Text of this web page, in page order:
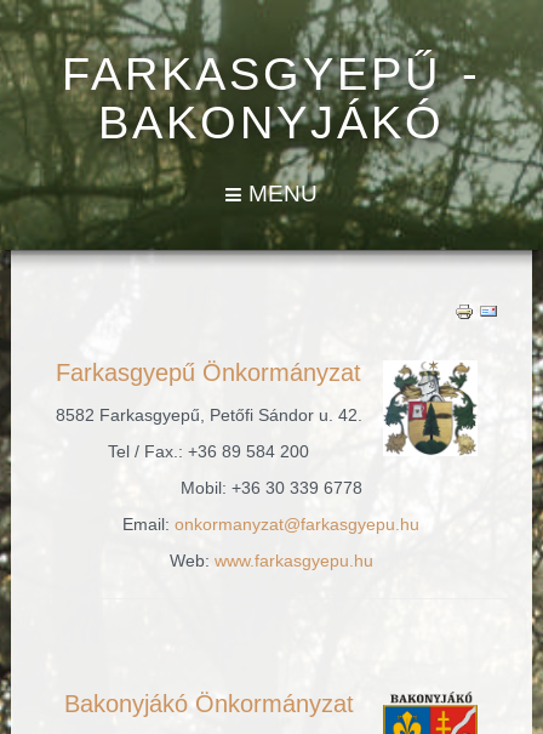
FARKASGYEPŰ -
BAKONYJÁKÓ
MENU
Farkasgyepű Önkormányzat
8582 Farkasgyepű, Petőfi Sándor u. 42.
Tel / Fax.: +36 89 584 200
Mobil: +36 30 339 6778
Email:onkormanyzat@farkasgyepu.hu
Web: www.farkasgyepu.hu
Bakonyjákó Önkormányzat